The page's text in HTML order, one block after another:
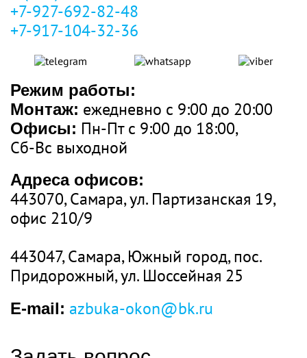
+7-927-692-82-48
+7-917-104-32-36
Режим работы:
Монтаж: ежедневно с 9:00 до 20:00
Офисы: Пн-Пт с 9:00 до 18:00,
Сб-Вс выходной
Адреса офисов:
443070,Самара, ул. Партизанская 19,
офис 210/9
443047,Самара, Южный город, пос.
Придорожный, ул. Шоссейная 25
E-mail: azbuka-okon@bk.ru